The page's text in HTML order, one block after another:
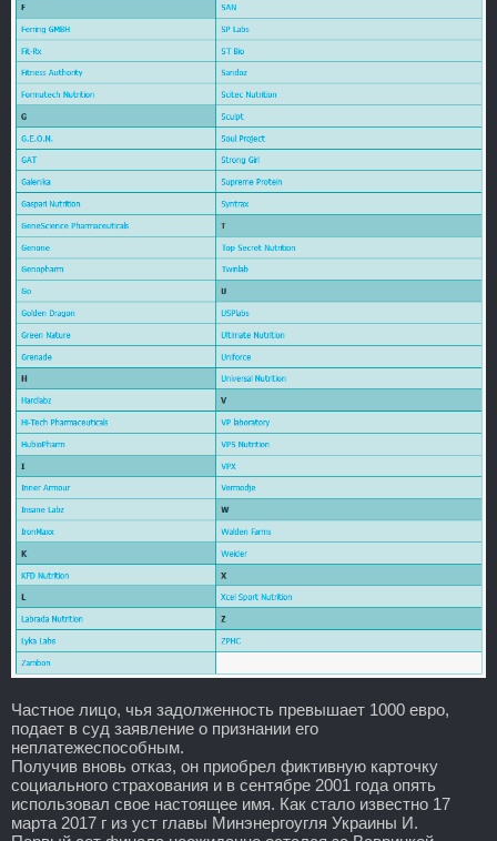
Частное лицо, чья задолженность превышает 1000 евро,
подает в суд заявление о признании его
неплатежеспособным.
Получив вновь отказ, он приобрел фиктивную карточку
социального страхования и в сентябре 2001 года опять
использовал свое настоящее имя. Как стало известно 17
марта 2017 г из уст главы Минэнергоугля Украины И.